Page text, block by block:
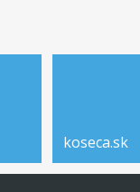
koseca.sk